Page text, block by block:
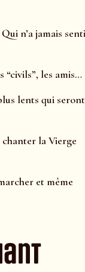
n’a jamais
“civils”, les amis…
lents qui seront
la Vierge
et même